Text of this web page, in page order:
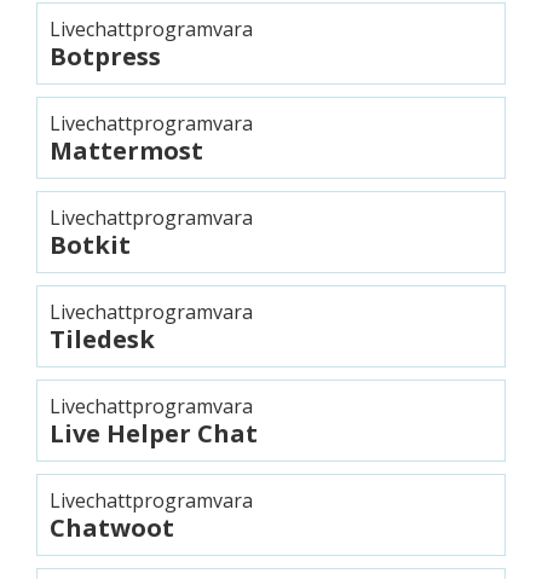
Livechattprogramvara
Botpress
Livechattprogramvara
Mattermost
Livechattprogramvara
Botkit
Livechattprogramvara
Tiledesk
Livechattprogramvara
Live Helper Chat
Livechattprogramvara
Chatwoot